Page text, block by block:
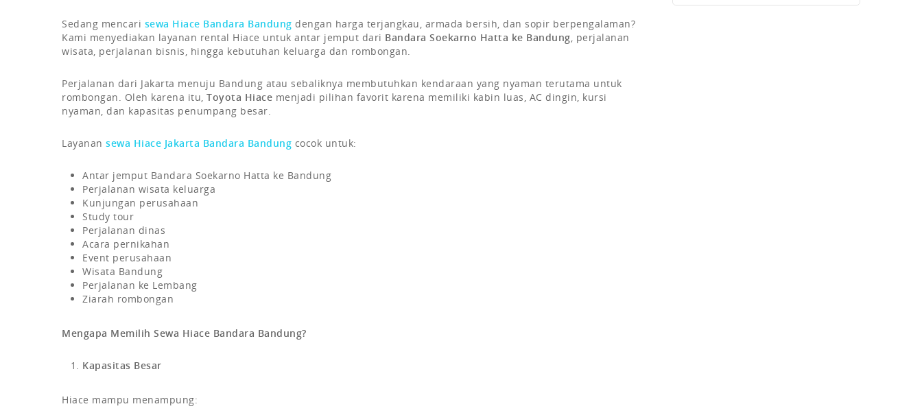
Sedang mencari sewa Hiace Bandara Bandung dengan harga terjangkau, armada bersih, dan sopir berpengalaman?
Kami menyediakan layanan rental Hiace untuk antar jemput dari Bandara Soekarno Hatta ke Bandung, perjalanan
wisata, perjalanan bisnis, hingga kebutuhan keluarga dan rombongan.
Perjalanan dari Jakarta menuju Bandung atau sebaliknya membutuhkan kendaraan yang nyaman terutama untuk
rombongan. Oleh karena itu, Toyota Hiace menjadi pilihan favorit karena memiliki kabin luas, AC dingin, kursi
nyaman, dan kapasitas penumpang besar.
Layanan sewa Hiace Jakarta Bandara Bandung cocok untuk:
Antar jemput Bandara Soekarno Hatta ke Bandung
Perjalanan wisata keluarga
Kunjungan perusahaan
Study tour
Perjalanan dinas
Acara pernikahan
Event perusahaan
Wisata Bandung
Perjalanan ke Lembang
Ziarah rombongan
Mengapa Memilih Sewa Hiace Bandara Bandung?
Kapasitas Besar
Hiace mampu menampung: